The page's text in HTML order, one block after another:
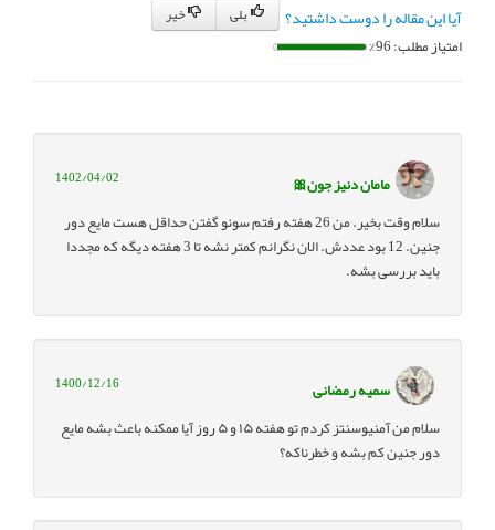
آیا این مقاله را دوست داشتید؟ خیر
امتیاز مطلب: 96%
مامان دنیز جون🎀 1402/04/02
سلام وقت بخیر. من 26 هفته رفتم سونو گفتن حداقل هست مایع دور
جنین. 12 بود عددش. الان نگرانم کمتر نشه تا 3 هفته دیگه که مجددا
باید بررسی بشه.
سمیه رمضانی 1400/12/16
سلام من آمنیوسنتز کردم تو هفته ۱۵ و ۵ روز آیا ممکنه باعث بشه مایع
دور جنین کم بشه و خطرناکه؟